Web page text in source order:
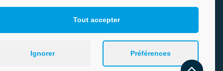
Tout accepter
Ignorer Préférences